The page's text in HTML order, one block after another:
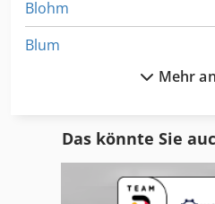
Blohm
Blum
Mehr
Das könnte Sie